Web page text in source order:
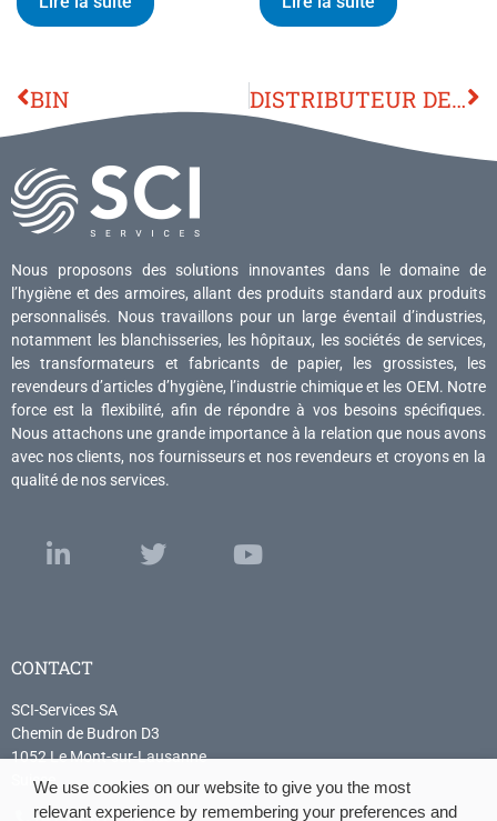
BIN DISTRIBUTEUR DE SAVON 115 RB
Nous proposons des solutions innovantes dans le domaine de
l’hygiène et des armoires, allant des produits standard aux produits
personnalisés. Nous travaillons pour un large éventail d’industries,
notamment les blanchisseries, les hôpitaux, les sociétés de services,
les transformateurs et fabricants de papier, les grossistes, les
revendeurs d’articles d’hygiène, l’industrie chimique et les OEM. Notre
force est la flexibilité, afin de répondre à vos besoins spécifiques.
Nous attachons une grande importance à la relation que nous avons
avec nos clients, nos fournisseurs et nos revendeurs et croyons en la
qualité de nos services.
CONTACT
SCI-Services SA
Chemin de Budron D3
1052 Le Mont-sur-Lausanne
SuisseWe use cookies on our website to give you the most
relevant experience by remembering your preferences and